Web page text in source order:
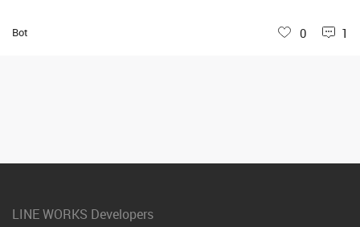
Bot いいね
0 1
LINE WORKS Developers